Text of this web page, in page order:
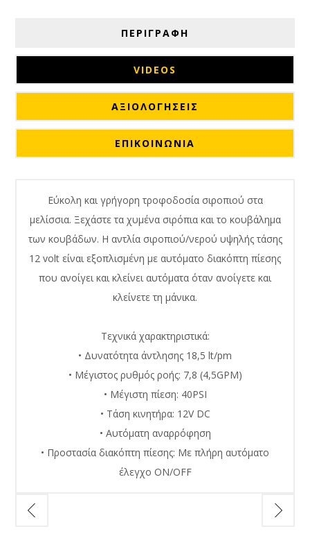
ΠΕΡΙΓΡΑΦΗ
VIDEOS
ΑΞΙΟΛΟΓΉΣΕΙΣ
ΕΠΙΚΟΙΝΩΝΙΑ
Εύκολη και γρήγορη τροφοδοσία σιροπιού στα
μελίσσια. Ξεχάστε τα χυμένα σιρόπια και το κουβάλημα
των κουβάδων. Η αντλία σιροπιού/νερού υψηλής τάσης
12 volt είναι εξοπλισμένη με αυτόματο διακόπτη πίεσης
που ανοίγει και κλείνει αυτόματα όταν ανοίγετε και
κλείνετε τη μάνικα.
Τεχνικά χαρακτηριστικά:
• Δυνατότητα άντλησης 18,5 lt/pm
• Μέγιστος ρυθμός ροής: 7,8 (4,5GPM)
• Μέγιστη πίεση: 40PSI
• Τάση κινητήρα: 12V DC
• Αυτόματη αναρρόφηση
• Προστασία διακόπτη πίεσης: Mε πλήρη αυτόματο
έλεγχο ON/OFF